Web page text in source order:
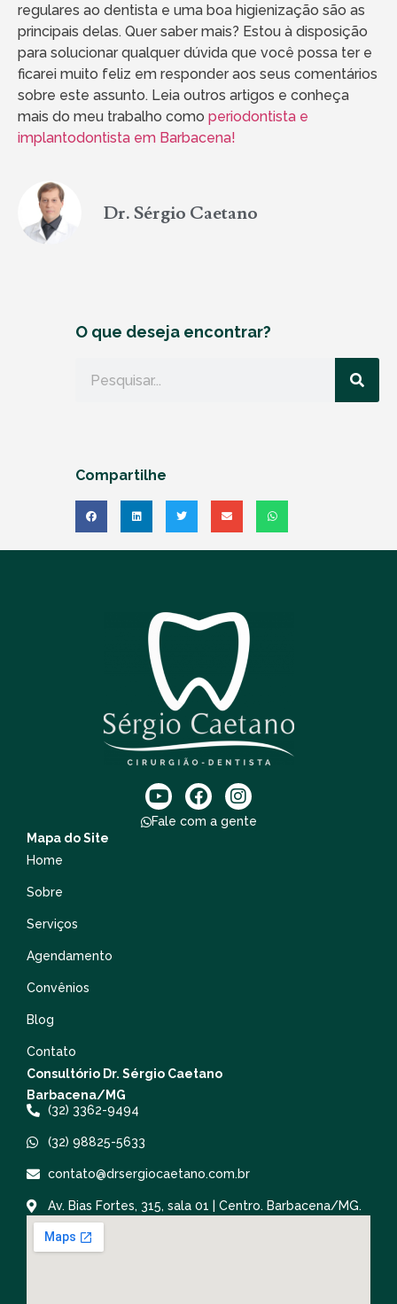
regulares ao dentista e uma boa higienização são as
principais delas. Quer saber mais? Estou à disposição
para solucionar qualquer dúvida que você possa ter e
ficarei muito feliz em responder aos seus comentários
sobre este assunto. Leia outros artigos e conheça
mais do meu trabalho como periodontista e
implantodontista em Barbacena!
Dr. Sérgio Caetano
O que deseja encontrar?
Compartilhe
Fale com a gente
Mapa do Site
Home
Sobre
Serviços
Agendamento
Convênios
Blog
Contato
Consultório Dr. Sérgio Caetano
Barbacena/MG
(32) 3362-9494
(32) 98825-5633
contato@drsergiocaetano.com.br
Av. Bias Fortes, 315, sala 01 | Centro. Barbacena/MG.